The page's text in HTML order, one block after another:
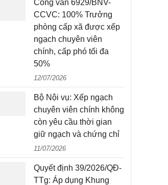
Công văn 6929/BNV-
CCVC: 100% Trưởng
phòng cấp xã được xếp
ngạch chuyên viên
chính, cấp phó tối đa
50%
12/07/2026
Bộ Nội vụ: Xếp ngạch
chuyên viên chính không
còn yêu cầu thời gian
giữ ngạch và chứng chỉ
11/07/2026
Quyết định 39/2026/QĐ-
TTg: Áp dụng Khung